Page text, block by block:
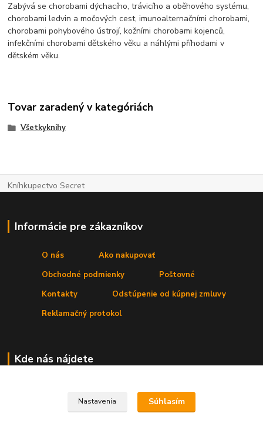
Zabývá se chorobami dýchacího, trávicího a oběhového systému,
chorobami ledvin a močových cest, imunoalternačními chorobami,
chorobami pohybového ústrojí, kožními chorobami kojenců,
infekčními chorobami dětského věku a náhlými příhodami v
dětském věku.
Tovar zaradený v kategóriách
Všetkyknihy
Kníhkupectvo Secret
Informácie pre zákazníkov
O nás
Ako nakupovať
Obchodné podmienky
Poštovné
Kontakty
Odstúpenie od kúpnej zmluvy
Reklamačný protokol
Kde nás nájdete
Nastavenia Súhlasím